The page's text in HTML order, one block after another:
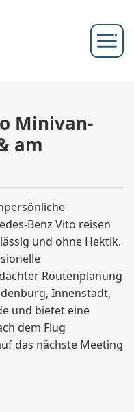
Minivan-
am
Benz Vito reisen
und ohne Hektik.
Routenplanung
Innenstadt,
und bietet eine
dem Flug
das nächste Meeting